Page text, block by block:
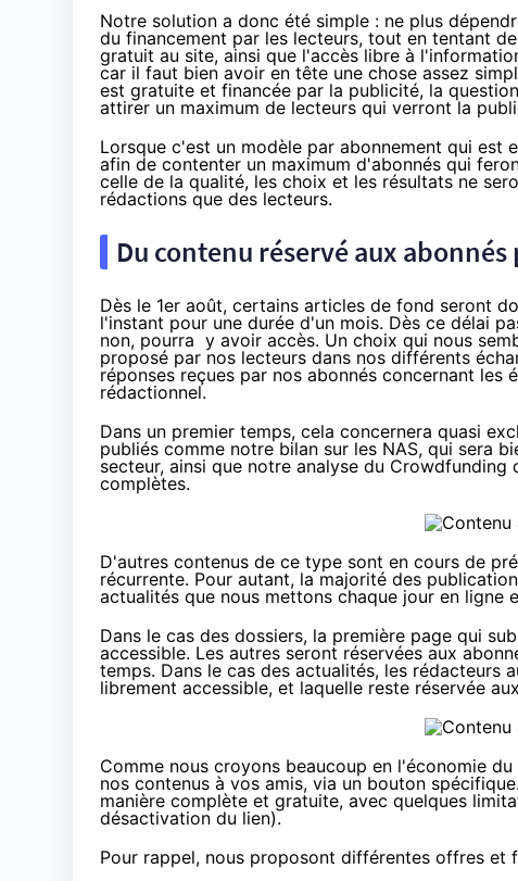
Notre solution a donc été simple : ne plus
du financement par les lecteurs, tout en tentant
gratuit au site, ainsi que l'accès libre à
car il faut bien avoir en tête une chose assez
est gratuite et financée par la publicité, la
attirer un maximum de lecteurs qui verront la
Lorsque c'est un modèle par abonnement qui
afin de contenter un maximum d'abonnés qui
celle de la qualité, les choix et les résultats ne
rédactions que des lecteurs.
Du contenu réservé aux
Dès le 1er août, certains articles de fond seront
l'instant pour une durée d'un mois. Dès ce délai
non, pourra y avoir accès. Un choix qui nous
proposé par nos lecteurs dans nos différents
réponses reçues par nos abonnés concernant
rédactionnel.
Dans un premier temps, cela concernera quasi
publiés comme notre bilan sur les NAS, qui sera
secteur, ainsi que notre analyse du Crowdfunding
complètes.
D'autres contenus de ce type sont en cours de
récurrente. Pour autant, la majorité des
actualités que nous mettons chaque jour en ligne
Dans le cas des dossiers, la première page qui
accessible. Les autres seront réservées aux
temps. Dans le cas des actualités, les
librement accessible, et laquelle reste réservée
Comme nous croyons beaucoup en l'économie
nos contenus à vos amis, via un bouton
manière complète et gratuite, avec quelques
désactivation du lien).
Pour rappel, nous proposont différentes offres et